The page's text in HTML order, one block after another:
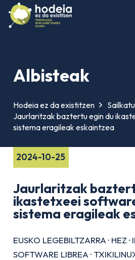
Albisteak
Hodeia ez da existitzen
Jaurlaritzak baztertu egin du
sistema eragileak eskaintzea
2024-10-25
Jaurlaritzak
ikastetxeei
sistema eragileak
EUSKO LEGEBILTZARRA · HEZ ·
SOFTWARE LIBREA ·